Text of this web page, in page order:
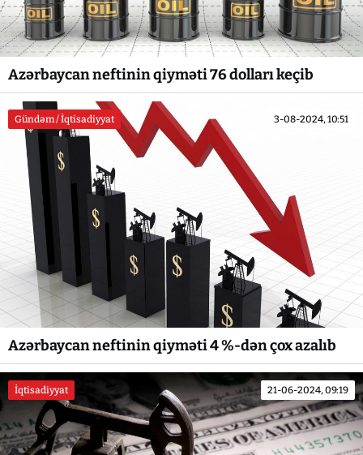
Azərbaycan neftinin qiyməti 76 dolları keçib
Gündəm / İqtisadiyyat 3-08-2024, 10:51
Azərbaycan neftinin qiyməti 4 %-dən çox azalıb
İqtisadiyyat 21-06-2024, 09:19